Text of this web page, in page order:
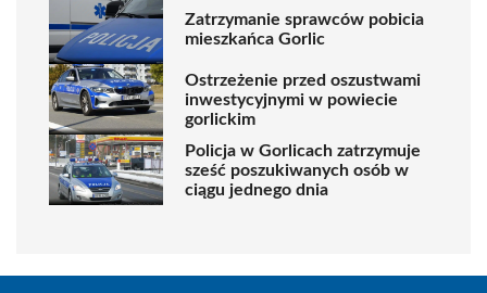
Zatrzymanie sprawców pobicia
mieszkańca Gorlic
Ostrzeżenie przed oszustwami
inwestycyjnymi w powiecie
gorlickim
Policja w Gorlicach zatrzymuje
sześć poszukiwanych osób w
ciągu jednego dnia